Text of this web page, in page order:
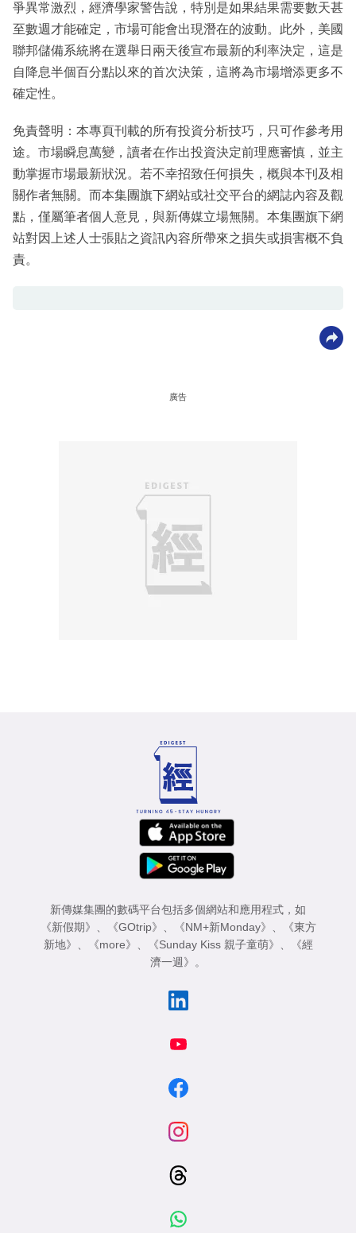
爭異常激烈，經濟學家警告說，特別是如果結果需要數天甚
至數週才能確定，市場可能會出現潛在的波動。此外，美國
聯邦儲備系統將在選舉日兩天後宣布最新的利率決定，這是
自降息半個百分點以來的首次決策，這將為市場增添更多不
確定性。
免責聲明：本專頁刊載的所有投資分析技巧，只可作參考用
途。市場瞬息萬變，讀者在作出投資決定前理應審慎，並主
動掌握市場最新狀況。若不幸招致任何損失，概與本刊及相
關作者無關。而本集團旗下網站或社交平台的網誌內容及觀
點，僅屬筆者個人意見，與新傳媒立場無關。本集團旗下網
站對因上述人士張貼之資訊內容所帶來之損失或損害概不負
責。
廣告
新傳媒集團的數碼平台包括多個網站和應用程式，如
《新假期》
《GOtrip》 《NM+新Monday》
《東方
新地》
《more》 《Sunday Kiss 親子童萌》
《經
濟一週》
。